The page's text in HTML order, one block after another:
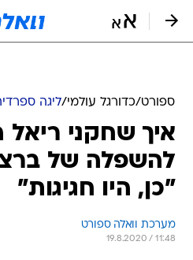
ספורט/כדורגל עולמי/ליגה
איך שחקני ריאל
להשפלה של
"כן, היו חגיגות"
מערכת וואלה ספורט
19.8.2020 / 11:48